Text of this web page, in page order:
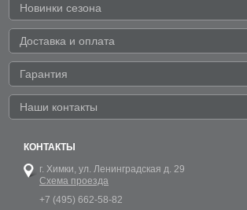
Новинки сезона
Доставка и оплата
Гарантия
Наши контакты
КОНТАКТЫ
г. Химки, ул. Ленинградская д. 29
Схема проезда
+7 (495) 662-58-82